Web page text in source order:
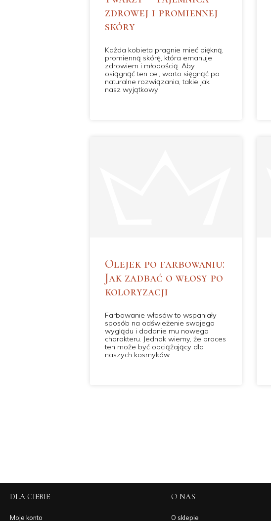
zdrowej i promiennej
skóry
Każda kobieta pragnie mieć piękną,
promienną skórę, która emanuje
zdrowiem i młodością. Aby
osiągnąć ten cel, warto sięgnąć po
naturalne rozwiązania, takie jak
nasz wyjątkowy
Olejek po farbowaniu:
Jak zadbać o włosy po
koloryzacji
Farbowanie włosów to wspaniały
sposób na odświeżenie swojego
wyglądu i dodanie mu nowego
charakteru. Jednak wiemy, że proces
ten może być obciążający dla
naszych kosmyków.
DLA CIEBIE
Moje konto
O NAS
O sklepie